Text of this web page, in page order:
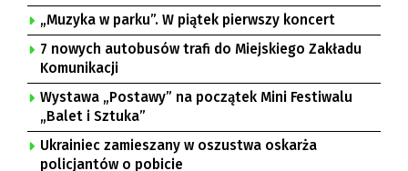
„Muzyka w parku”. W piątek pierwszy koncert
7 nowych autobusów trafi do Miejskiego Zakładu
Komunikacji
Wystawa „Postawy” na początek Mini Festiwalu
„Balet i Sztuka”
Ukrainiec zamieszany w oszustwa oskarża
policjantów o pobicie